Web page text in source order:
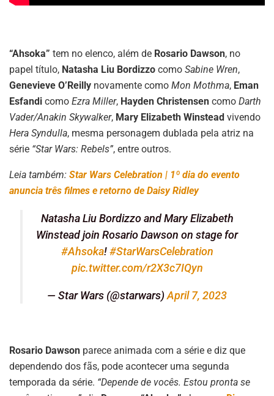
“Ahsoka” tem no elenco, além de Rosario Dawson, no
papel título, Natasha Liu Bordizzo como Sabine Wren,
Genevieve O’Reilly novamente como Mon Mothma, Eman
Esfandi como Ezra Miller, Hayden Christensen como Darth
Vader/Anakin Skywalker, Mary Elizabeth Winstead vivendo
Hera Syndulla, mesma personagem dublada pela atriz na
série “Star Wars: Rebels”, entre outros.
Leia também: Star Wars Celebration | 1º dia do evento
anuncia três filmes e retorno de Daisy Ridley
Natasha Liu Bordizzo and Mary Elizabeth
Winstead join Rosario Dawson on stage for
#Ahsoka!#StarWarsCelebration
pic.twitter.com/r2X3c7IQyn
— Star Wars (@starwars) April 7, 2023
Rosario Dawson parece animada com a série e diz que
dependendo dos fãs, pode acontecer uma segunda
temporada da série. “Depende de vocês. Estou pronta se